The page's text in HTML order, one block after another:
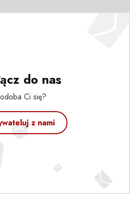
do nas
Ci się?
z nami